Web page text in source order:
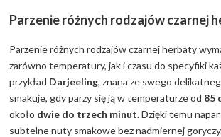
Parzenie różnych rodzajów czarnej
Parzenie różnych rodzajów czarnej herbaty
zarówno temperatury, jak i czasu do specyfiki
przykład Darjeeling, znana ze swego
smakuje, gdy parzy się ją w temperaturze od 85
około dwie do trzech minut. Dzięki temu
subtelne nuty smakowe bez nadmiernej